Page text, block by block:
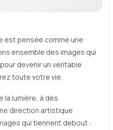
est pensée comme une
ensemble des images qui
devenir un véritable
toute votre vie.
la lumière, à des
direction artistique
qui tiennent debout :